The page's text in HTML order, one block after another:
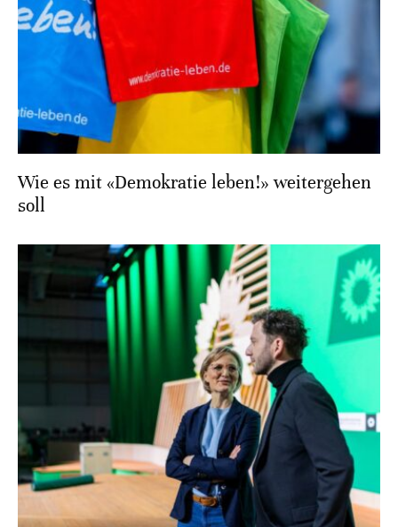
Wie es mit «Demokratie leben!» weitergehen
soll